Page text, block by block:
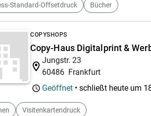
Standard-Offsetdruck Bücher
COPYSHOPS
Copy-Haus Digitalprint &
Jungstr. 23
60486 Frankfurt
Geöffnet • schließt heute um
Visitenkartendruck